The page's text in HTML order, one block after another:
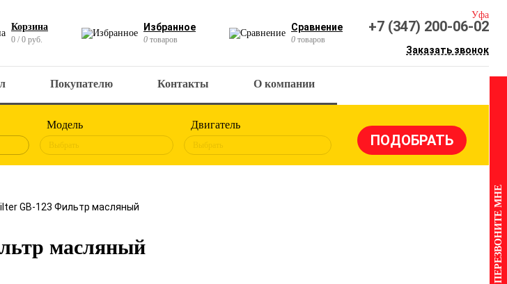
Корзина
0 / 0 руб.
Избранное
0 товаров
Сравнение
0 товаров
Уфа
+7 (347) 200-06-02
Заказать звонок
Покупателю Контакты О компании
Модель
Выбрать
Двигатель
Выбрать
GB-123 Фильтр масляный
масляный ПЕРЕЗВОНИТЕ МНЕ